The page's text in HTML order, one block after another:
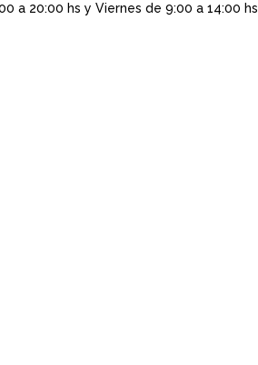
a 20:00 hs y Viernes de 9:00 a 14:00 hs